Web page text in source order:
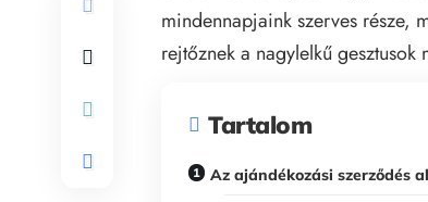
mindennapjaink szerves része,
rejtőznek a nagylelkű gesztusok
Tartalom
Az ajándékozási szerződés